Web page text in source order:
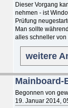
Dieser Vorgang
nehmen - ist
Prüfung
Man sollte
alles schneller von
weitere
Mainboard-
Begonnen von
19. Januar 2014,